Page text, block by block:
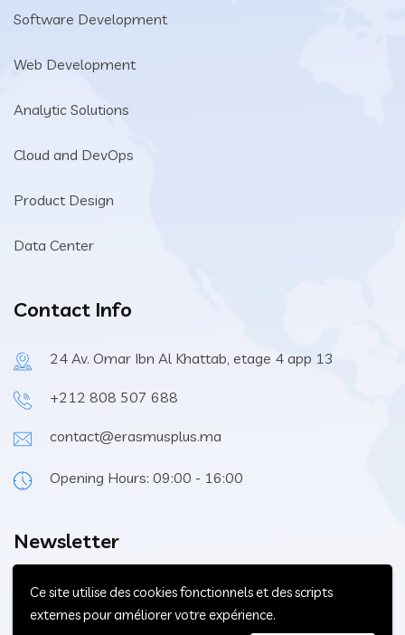
Ce site utilise des cookies fonctionnels et des scripts
externes pour améliorer votre expérience.
Software Development
Web Development
Analytic Solutions
Cloud and DevOps
Product Design
Data Center
Contact Info
24 Av. Omar Ibn Al Khattab, etage 4 app 13
+212 808 507 688
contact@erasmusplus.ma
Opening Hours: 09:00 - 16:00
Newsletter
We denounce with righteous indignation in and dislike men
who are so beguiled and to demo realized.